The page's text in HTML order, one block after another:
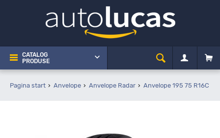
CATALOG
PRODUSE
Pagina start Anvelope Anvelope Radar Anvelope 195 75 R16C